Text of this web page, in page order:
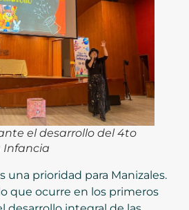
el desarrollo del 4to
Infancia
una prioridad para Manizales.
que ocurre en los primeros